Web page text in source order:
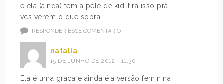
e ela (ainda) tem a pele de kid..tira isso pra
vcs verem o que sobra
RESPONDER ESSE COMENTÁRIO
natalia
15 DE JUNHO DE 2012 - 11:30
Ela é uma graça e ainda é a versão feminina